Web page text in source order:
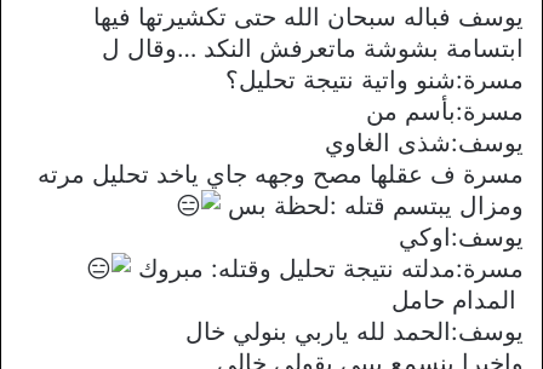
يوسف فباله سبحان الله حتى تكشيرتها فيها
ابتسامة بشوشة ماتعرفش النكد …وقال ل
مسرة:شنو واتية نتيجة تحليل؟
مسرة:بأسم من
يوسف:شذى الغاوي
مسرة ف عقلها مصح وجهه جاي ياخد تحليل مرته
ومزال يبتسم قتله :لحظة بس
يوسف:اوكي
مسرة:مدلته نتيجة تحليل وقتله: مبروك
المدام حامل
يوسف:الحمد لله ياربي بنولي خال
واخيرا بنسمع بيبي يقولي خالي